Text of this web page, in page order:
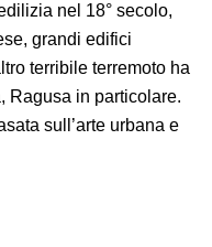
nel 18° secolo,
grandi edifici
terribile terremoto ha
Ragusa in particolare.
sull’arte urbana e